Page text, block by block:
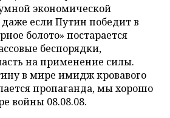
экономической
если Путин победит в
болото» постарается
беспорядки,
на применение силы.
в мире имидж кровавого
пропаганда, мы хорошо
войны 08.08.08.